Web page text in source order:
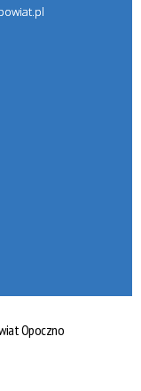
Opoczno